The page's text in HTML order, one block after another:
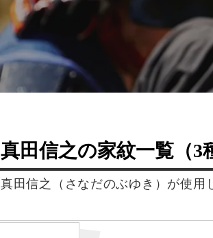
真田信之の家紋一覧（3
真田信之（さなだのぶゆき）が使用